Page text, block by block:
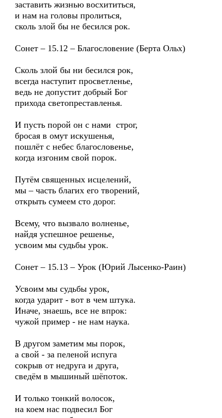
заставить жизнью восхититься,
и нам на головы пролиться,
сколь злой бы не бесился рок.
Сонет – 15.12 – Благословение (Берта Ольх)
Сколь злой бы ни бесился рок,
всегда наступит просветленье,
ведь не допустит добрый Бог
прихода светопреставленья.
И пусть порой он с нами строг,
бросая в омут искушенья,
пошлёт с небес благословенье,
когда изгоним свой порок.
Путём священных исцелений,
мы – часть благих его творений,
открыть сумеем сто дорог.
Всему, что вызвало волненье,
найдя успешное решенье,
усвоим мы судьбы урок.
Сонет – 15.13 – Урок (Юрий Лысенко-Раин)
Усвоим мы судьбы урок,
когда ударит - вот в чем штука.
Иначе, знаешь, все не впрок:
чужой пример - не нам наука.
В другом заметим мы порок,
а свой - за пеленой испуга
сокрыв от недруга и друга,
сведём в мышиный шёпоток.
И только тонкий волосок,
на коем нас подвесил Бог